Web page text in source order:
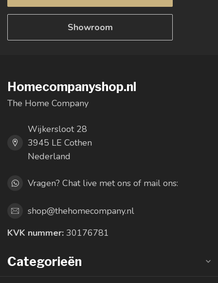
Showroom
Homecompanyshop.nl
The Home Company
Wijkersloot 28
3945 LE Cothen
Nederland
Vragen? Chat live met ons of mail ons:
shop@thehomecompany.nl
KVK nummer: 30176781
Categorieën